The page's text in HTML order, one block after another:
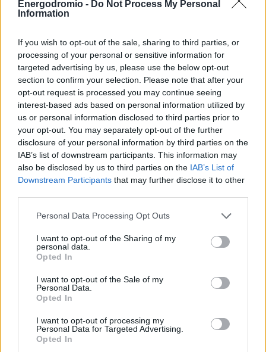
Energodromio - Do Not Process My Personal
Information
If you wish to opt-out of the sale, sharing to third parties, or
processing of your personal or sensitive information for
targeted advertising by us, please use the below opt-out
section to confirm your selection. Please note that after your
opt-out request is processed you may continue seeing
interest-based ads based on personal information utilized by
us or personal information disclosed to third parties prior to
your opt-out. You may separately opt-out of the further
disclosure of your personal information by third parties on the
IAB’s list of downstream participants. This information may
also be disclosed by us to third parties on the IAB’s List of
Downstream Participants that may further disclose it to other
Personal Data Processing Opt Outs
I want to opt-out of the Sharing of my
personal data.
Opted In
I want to opt-out of the Sale of my
Personal Data.
Opted In
I want to opt-out of processing my
Personal Data for Targeted Advertising.
Opted In
προσφέρονταν για ενοικίαση μειώθηκαν κατά 10,4% και
Η διάκριση μεταξύ φυσικού αποθέματος κατοικιών και
πραγματικά διαθέσιμης προσφοράς είναι κρίσιμη για την
κατανόηση της ανόδου των τιμών. Το στεγαστικό
πρόβλημα δεν είναι αποκλειστικά πρόβλημα ανεπαρκούς
αριθμού κατοικιών, αλλά και πρόβλημα αξιοποίησης,
κατανομής και λειτουργικής διαθεσιμότητας του
υφιστάμενου αποθέματος. Για να ποσοτικοποιηθεί η
σημασία αυτού του μηχανισμού, το προαναφερθέν
πρόσφατο ερευνητικό δοκίμιο του Γραφείου
ανάλυση βασίζεται σε σενάρια εργασίας με την
επισήμανση ότι δεν αποτυπώνει ακριβείς προβλέψεις.
Το υπόδειγμα απομονώνει τον μηχανισμό της μειωμένης
σταθερούς άλλους παράγοντες που επίσης επηρεάζουν
τις τιμές, όπως το εισόδημα, το κόστος κατασκευής, οι
ζήτηση. Το Γραφείο εκτιμά ότι κατά την περίοδο 2018-
2025 η μειωμένη πραγματική διαθεσιμότητα του